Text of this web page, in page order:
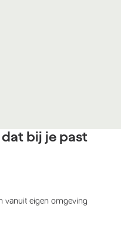
bij je past
vanuit eigen omgeving